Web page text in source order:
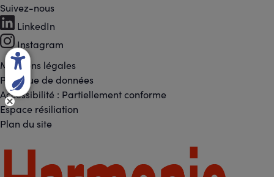
Footer
-
Réseaux
sociaux
Suivez-nous
LinkedIn
Instagram
Footer
-
Liens
légaux
Mentions légales
Politique de données
Accessibilité : Partiellement conforme
Espace résiliation
Plan du site
Footer